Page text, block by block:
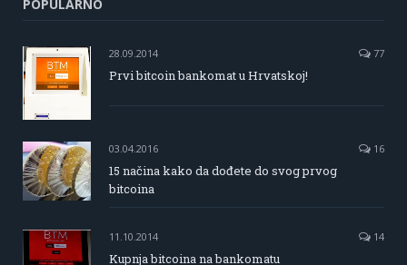
POPULARNO
28.09.2014 77
Prvi bitcoin bankomat u Hrvatskoj!
03.04.2016 16
15 načina kako da dođete do svog prvog
bitcoina
11.10.2014 14
Kupnja bitcoina na bankomatu